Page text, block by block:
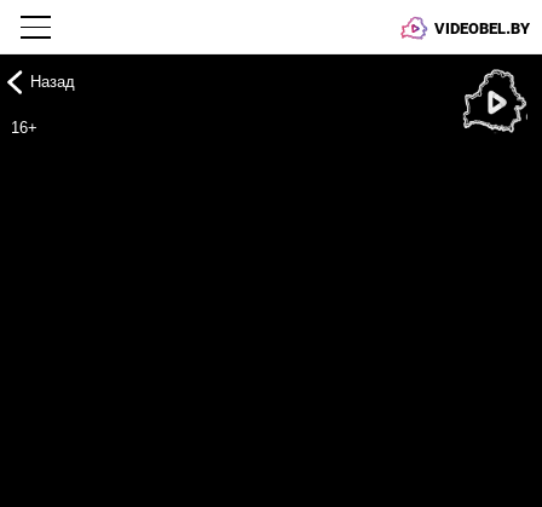
VIDEOBEL.BY
Назад
16+